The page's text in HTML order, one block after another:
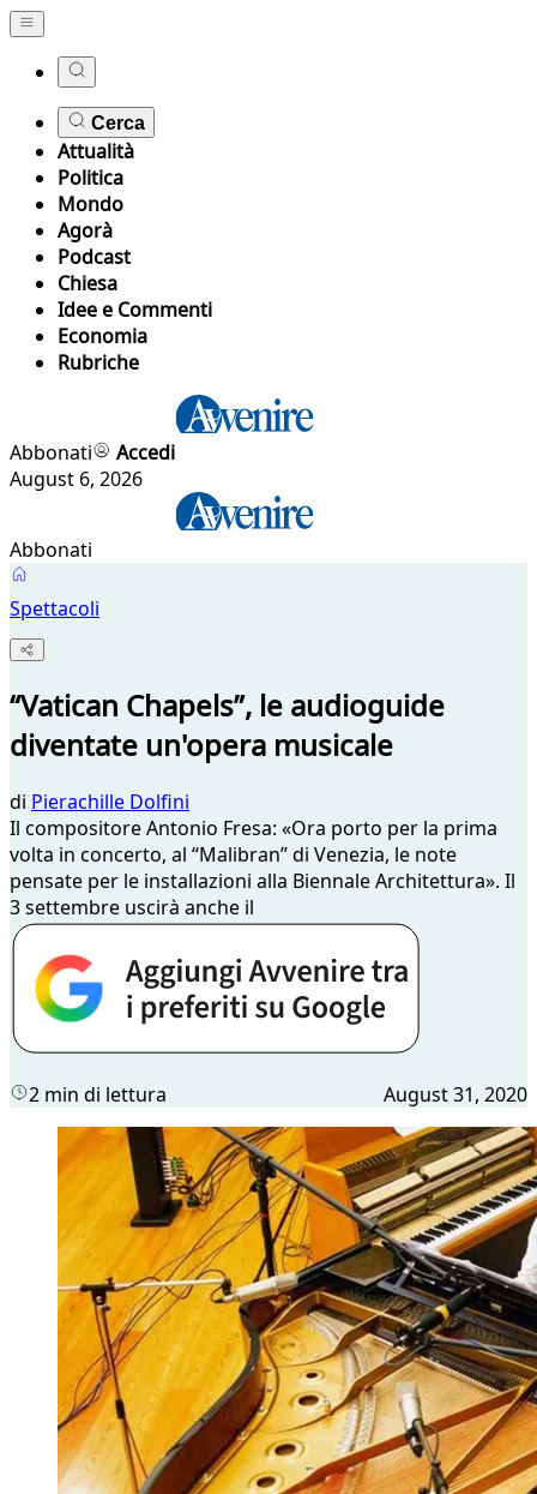
Cerca
Attualità
Politica
Mondo
Agorà
Podcast
Chiesa
Idee e Commenti
Economia
Rubriche
Abbonati
Accedi
August 6, 2026
Abbonati
Spettacoli
“Vatican Chapels”, le audioguide
diventate un'opera musicale
di Pierachille Dolfini
Il compositore Antonio Fresa: «Ora porto per la prima
volta in concerto, al “Malibran” di Venezia, le note
pensate per le installazioni alla Biennale Architettura». Il
3 settembre uscirà anche il
2 min di lettura August 31, 2020